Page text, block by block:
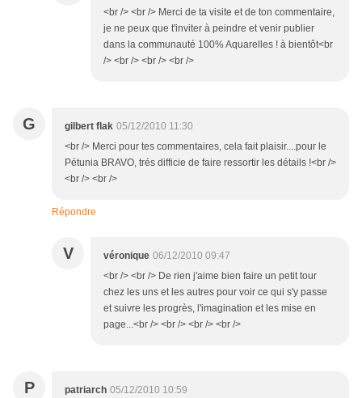
<br /> <br /> Merci de ta visite et de ton commentaire,
je ne peux que t'inviter à peindre et venir publier
dans la communauté 100% Aquarelles ! à bientôt<br
/> <br /> <br /> <br />
G gilbert flak 05/12/2010 11:30
<br /> Merci pour tes commentaires, cela fait plaisir....pour le
Pétunia BRAVO, trés difficie de faire ressortir les détails !<br />
<br /> <br />
Répondre
V véronique 06/12/2010 09:47
<br /> <br /> De rien j'aime bien faire un petit tour
chez les uns et les autres pour voir ce qui s'y passe
et suivre les progrès, l'imagination et les mise en
page...<br /> <br /> <br /> <br />
P patriarch 05/12/2010 10:59